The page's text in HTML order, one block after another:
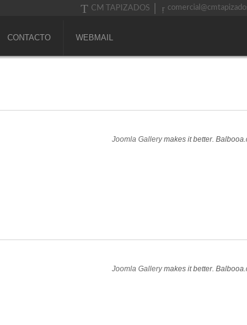
CM TAPIZADOS
CONTACTO WEBMAIL
Joomla Gallerymakes it better.
Joomla Gallerymakes it better.